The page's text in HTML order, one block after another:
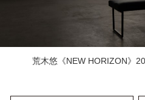
荒木悠《NEW HORIZON》